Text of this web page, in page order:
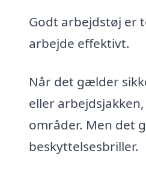
Godt arbejdstøj er
arbejde effektivt.
Når det gælder
eller
områder. Men det
beskyttelsesbriller.